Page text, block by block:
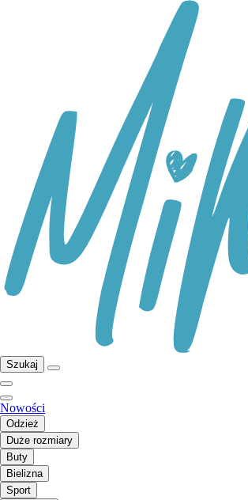
Szukaj
Nowości
Odzież
Duże rozmiary
Buty
Bielizna
Sport